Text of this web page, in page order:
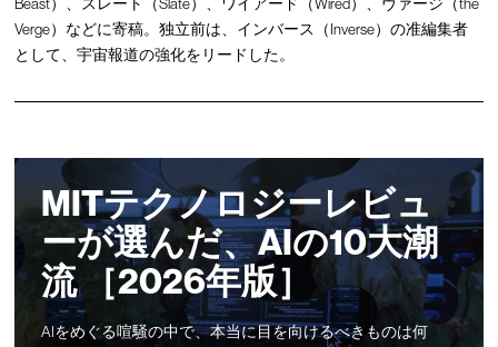
Beast）、スレート（Slate）、ワイアード（Wired）、ヴァージ（the
Verge）などに寄稿。独立前は、インバース（Inverse）の准編集者
として、宇宙報道の強化をリードした。
MITテクノロジーレビュ
ーが選んだ、AIの10大潮
流 ［2026年版］
AIをめぐる喧騒の中で、本当に目を向けるべきものは何